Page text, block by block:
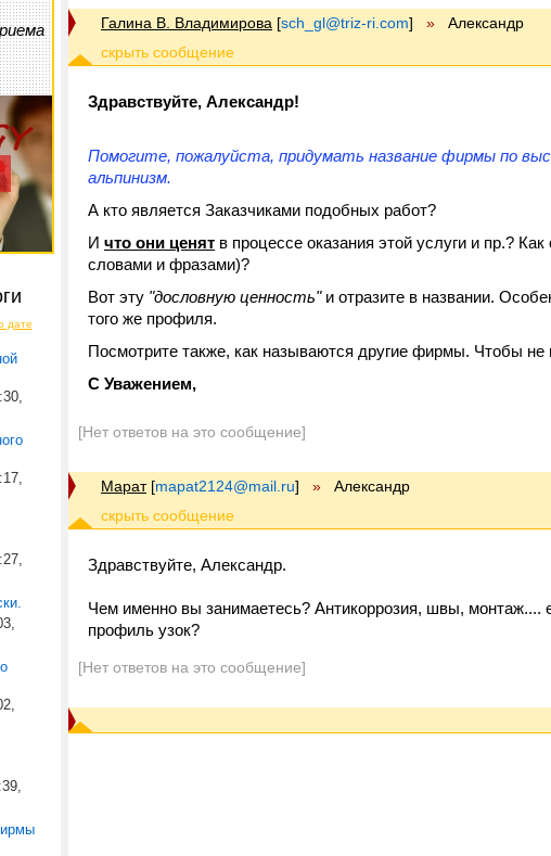
дате
Галина В. Владимирова [sch_gl@triz-ri.com] » Александр
Здравствуйте, Александр!
Помогите, пожалуйста, придумать название фирмы по
альпинизм.
А кто является Заказчиками подобных работ?
И что они ценят в процессе оказания этой услуги и пр.?
словами и фразами)?
Вот эту "дословную ценность"и отразите в названии.
того же профиля.
Посмотрите также, как называются другие фирмы. Чтобы не
С Уважением,
[Нет ответов на это сообщение]
Марат [mapat2124@mail.ru] » Александр
Здравствуйте, Александр.
Чем именно вы занимаетесь? Антикоррозия, швы, монтаж....
профиль узок?
[Нет ответов на это сообщение]